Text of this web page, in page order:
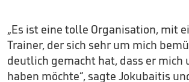
„Es ist eine tolle Organisation, mit
Trainer, der sich sehr um mich
deutlich gemacht hat, dass er mich
haben möchte“, sagte Jokubaitis